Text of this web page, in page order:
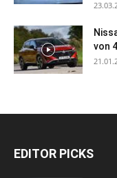
von
EDITOR PICKS